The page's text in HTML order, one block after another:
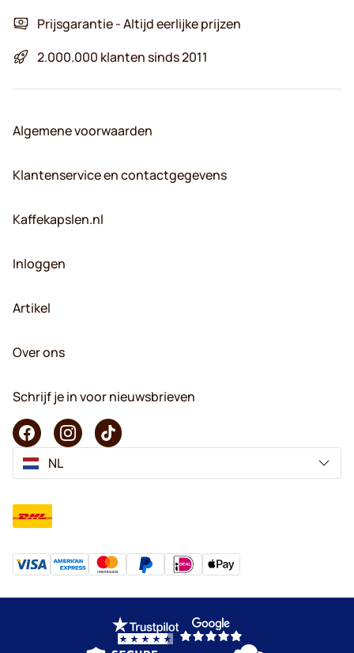
Prijsgarantie - Altijd eerlijke prijzen
2.000.000 klanten sinds 2011
Algemene voorwaarden
Klantenservice en contactgegevens
Kaffekapslen.nl
Inloggen
Artikel
Over ons
Schrijf je in voor nieuwsbrieven
NL